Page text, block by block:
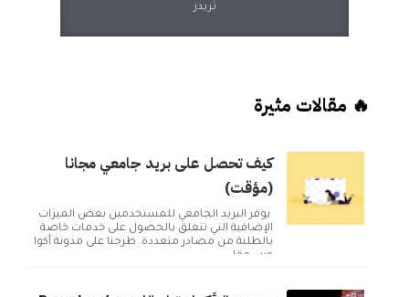
ثريدز
🔥 مقالات مثيرة
كيف تحصل على بريد جامعي مجانا
(مؤقت)
يوفر البريد الجامعي للمستخدمين بعض الميزات
الإضافية التي تتعلق بالحصول على خدمات خاصة
بالطلبة من مصادر متعددة. طرحنا على مدونة أكوا
ويب مقا...